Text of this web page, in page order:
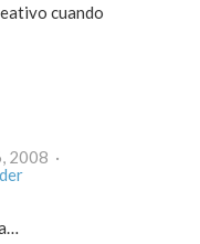
cuando
en febrero 16, 2008 ·